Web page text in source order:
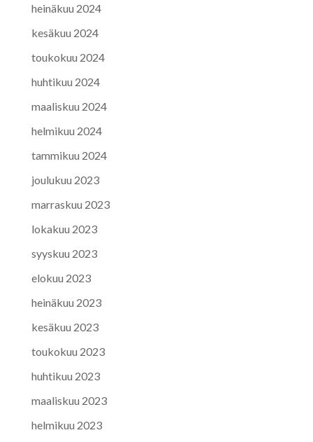
heinäkuu 2024
kesäkuu 2024
toukokuu 2024
huhtikuu 2024
maaliskuu 2024
helmikuu 2024
tammikuu 2024
joulukuu 2023
marraskuu 2023
lokakuu 2023
syyskuu 2023
elokuu 2023
heinäkuu 2023
kesäkuu 2023
toukokuu 2023
huhtikuu 2023
maaliskuu 2023
helmikuu 2023